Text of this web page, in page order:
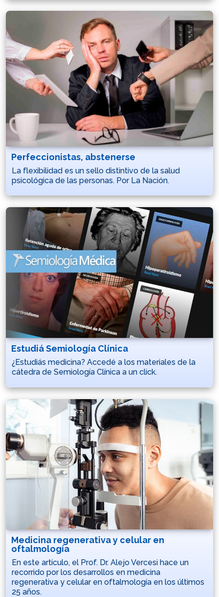
Perfeccionistas, abstenerse
La flexibilidad es un sello distintivo de la salud
psicológica de las personas. Por La Nación.
Estudiá Semiología Clínica
¿Estudiás medicina? Accedé a los materiales de la
cátedra de Semiología Clínica a un click.
Medicina regenerativa y celular en
oftalmología
En este artículo, el Prof. Dr. Alejo Vercesi hace un
recorrido por los desarrollos en medicina
regenerativa y celular en oftalmología en los últimos
25 años.